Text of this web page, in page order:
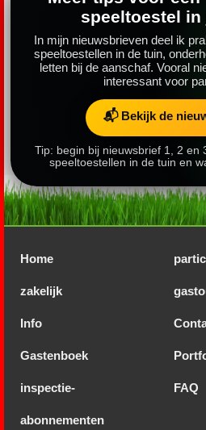
speeltoestel
In mijn nieuwsbrieven deel ik
speeltoestellen in de tuin,
letten bij de aanschaf. Vooral
interessant voor
📬 Bekijk de
Tip: begin bij nieuwsbrief 1, 2 en
speeltoestellen in de tuin en
Home
zakelijk
Info
Gastenboek
inspectie-
abonnementen
FAQ